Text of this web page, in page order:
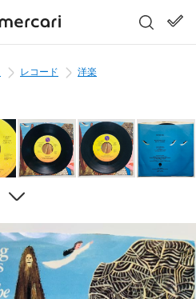
レコード 洋楽